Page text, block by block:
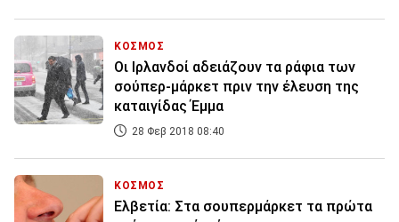
ΚΟΣΜΟΣ
Οι Ιρλανδοί αδειάζουν τα ράφια των
σούπερ-μάρκετ πριν την έλευση της
καταιγίδας Έμμα
28 Φεβ 2018 08:40
ΚΟΣΜΟΣ
Ελβετία: Στα σουπερμάρκετ τα πρώτα